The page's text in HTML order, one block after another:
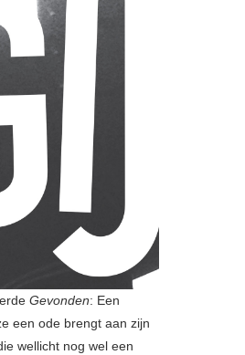
Gevonden: Een
een ode brengt aan zijn
wellicht nog wel een